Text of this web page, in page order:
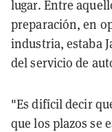
lugar. Entre
preparación, en
industria, estaba
del servicio de
"Es difícil decir
que los plazos se